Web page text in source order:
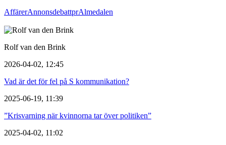
AffärerAnnonsdebattprAlmedalen
Rolf van den Brink
2026-04-02, 12:45
Vad är det för fel på S kommunikation?
2025-06-19, 11:39
”Krisvarning när kvinnorna tar över politiken”
2025-04-02, 11:02